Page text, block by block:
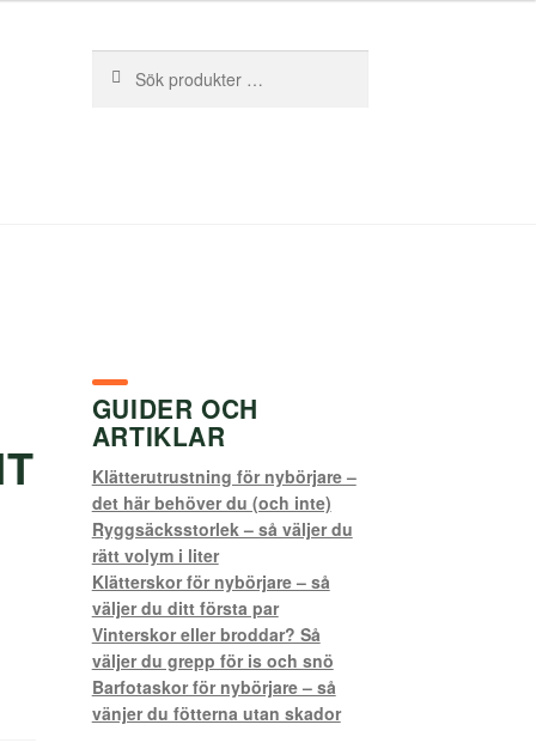
efter:
GUIDER OCH
ARTIKLAR
Klätterutrustning för nybörjare –
det här behöver du (och inte)
Ryggsäcksstorlek – så väljer du
rätt volym i liter
Klätterskor för nybörjare – så
väljer du ditt första par
Vinterskor eller broddar? Så
väljer du grepp för is och snö
Barfotaskor för nybörjare – så
vänjer du fötterna utan skador